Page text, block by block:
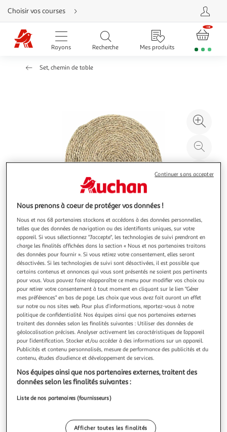
Aller
directement
au
contenu
Aller
directement
Aller
Choisir vos courses
Rayons Recherche Mes produits
Set, chemin de table
à
Illustration
précédente
Illustration
suivante
DOUCEUR D'INTÉRIEUR
Set de table rond paille de jonc 38cm naturel
Informations Techniques : Dimensions : D. 38 cm Matière :
Paille de Jonc Spécificités : Tendance & Design Set de Table
Forme Ronde Poids : 0,246 kg Couleur : Naturel
En savoir +
Vendu par Paris Prix
Livr. ou retrait dès 3/4 jours
A partir de 7,99€
Plus d'options
Nous prenons à coeur de protéger vos données !
Nous et nos 68 partenaires stockons et accédons à des données personnelles,
telles que des données de navigation ou des identifiants uniques, sur votre
appareil. Si vous sélectionnez "J'accepte", les technologies de suivi prendront en
charge les finalités affichées dans la section « Nous et nos partenaires traitons
des données pour fournir ». Si vous retirez votre consentement, elles seront
désactivées. Si les technologies de suivi sont désactivées, il est possible que
certains contenus et annonces qui vous sont présentés ne soient pas pertinents
pour vous. Vous pouvez faire réapparaître ce menu pour modifier vos choix ou
pour retirer votre consentement à tout moment en cliquant sur le lien "Gérer
mes préférences" en bas de page. Les choix que vous avez fait auront un effet
sur notre ou nos sites web. Pour plus d’informations, reportez-vous à notre
politique de confidentialité. Nos équipes ainsi que nos partenaires externes
traitent des données selon les finalités suivantes : Utiliser des données de
géolocalisation précises. Analyser activement les caractéristiques de l’appareil
pour l’identification. Stocker et/ou accéder à des informations sur un appareil.
Publicités et contenu personnalisés, mesure de performance des publicités et du
contenu, études d’audience et développement de services.
Nos équipes ainsi que nos partenaires externes, traitent des
données selon les finalités suivantes :
Liste de nos partenaires (fournisseurs)
Afficher toutes les finalités
Continuer sans accepter